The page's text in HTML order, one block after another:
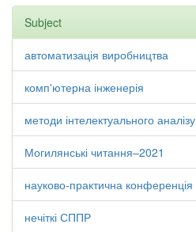
Subject
автоматизація виробництва
комп'ютерна інженерія
методи інтелектуального аналізу
Могилянські читання–2021
науково-практична конференція
нечіткі СППР